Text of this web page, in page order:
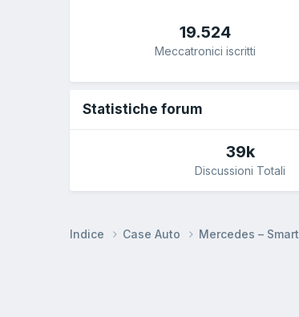
19.524
Meccatronici iscritti
Statistiche forum
39k
Discussioni Totali
Indice Case Auto Mercedes – Smart